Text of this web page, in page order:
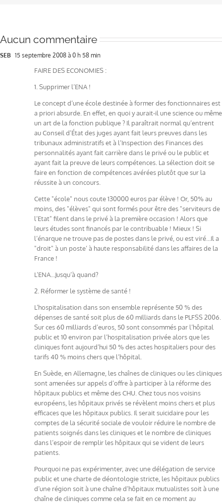
Aucun commentaire
SEB 15 septembre 2008 à 0 h 58 min
FAIRE DES ECONOMIES :
1. Supprimer l’ENA !
Le concept d’une école destinée à former des fonctionnaires est
a priori absurde. En effet, en quoi y aurait-il une science ou même
un art de la fonction publique ? Il paraîtrait normal qu’entrent
au Conseil d’État des juges ayant fait leurs preuves dans les
tribunaux administratifs et à l’Inspection des Finances des
personnalités ayant fait carrière dans le privé ou le public et
ayant fait la preuve de leurs compétences. La sélection doit se
faire en fonction de compétences avérées plutôt que sur la
réussite à un concours.
Cette "école" nous coute 130000 euros par élève ! Or, 50% au
moins, des "élèves" qui sont formés pour être des "serviteurs de
l’Etat" filent dans le privé à la première occasion ! Alors que
leurs études sont financés par le contribuable ! Mieux ! Si
l’énarque ne trouve pas de postes dans le privé, ou est viré…Il a
"droit" à un poste’ à haute responsabilité dans les affaires de la
France !
L’ENA…Jusqu’à quand?
2. Réformer le système de santé !
L’hospitalisation dans son ensemble représente 50 % des
dépenses de santé soit plus de 60 milliards dans le PLFSS 2006.
Sur ces 60 milliards d’euros, 50 sont consommés par l’hôpital
public et 10 environ par l’hospitalisation privée alors que les
cliniques font aujourd’hui 50 % des actes hospitaliers pour des
tarifs 40 % moins chers que l’hôpital.
En Suède, en Allemagne, les chaînes de cliniques ou les cliniques
sont amenées sur appels d’offre à participer à la réforme des
hôpitaux publics et même des CHU. Chez tous nos voisins
européens, les hôpitaux privés se révèlent moins chers et plus
efficaces que les hôpitaux publics. Il serait suicidaire pour les
comptes de la sécurité sociale de vouloir réduire le nombre de
patients soignés dans les cliniques et le nombre de cliniques
dans l’espoir de remplir les hôpitaux qui se vident de leurs
patients.
Pourquoi ne pas expérimenter, avec une délégation de service
public et une charte de déontologie stricte, les hôpitaux publics
d’une région soit à une chaîne d’hôpitaux mutualistes soit à une
chaîne de cliniques comme cela se fait en ce moment au